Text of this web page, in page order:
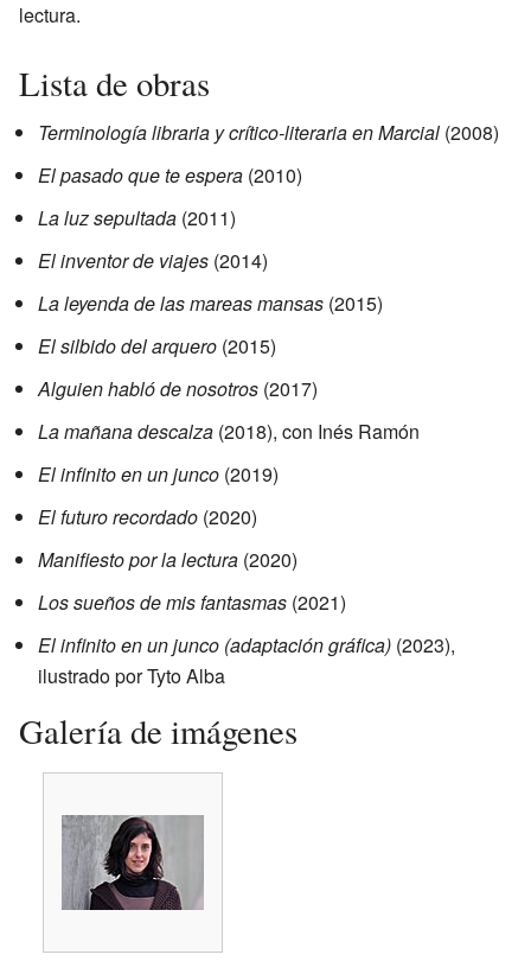
lectura.
Lista de obras
Terminología libraria y crítico-literaria en Marcial (2008)
El pasado que te espera (2010)
La luz sepultada (2011)
El inventor de viajes (2014)
La leyenda de las mareas mansas (2015)
El silbido del arquero (2015)
Alguien habló de nosotros (2017)
La mañana descalza (2018), con Inés Ramón
El infinito en un junco (2019)
El futuro recordado (2020)
Manifiesto por la lectura (2020)
Los sueños de mis fantasmas (2021)
El infinito en un junco (adaptación gráfica) (2023),
ilustrado por Tyto Alba
Galería de imágenes